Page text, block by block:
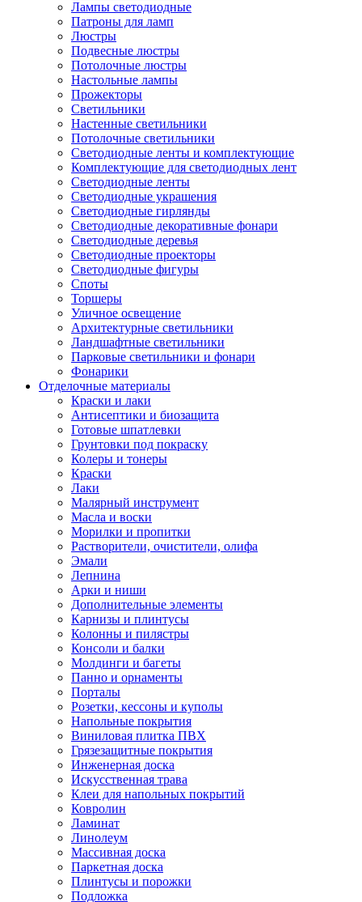
Лампы светодиодные
Патроны для ламп
Люстры
Подвесные люстры
Потолочные люстры
Настольные лампы
Прожекторы
Светильники
Настенные светильники
Потолочные светильники
Светодиодные ленты и комплектующие
Комплектующие для светодиодных лент
Светодиодные ленты
Светодиодные украшения
Светодиодные гирлянды
Светодиодные декоративные фонари
Светодиодные деревья
Светодиодные проекторы
Светодиодные фигуры
Споты
Торшеры
Уличное освещение
Архитектурные светильники
Ландшафтные светильники
Парковые светильники и фонари
Фонарики
Отделочные материалы
Краски и лаки
Антисептики и биозащита
Готовые шпатлевки
Грунтовки под покраску
Колеры и тонеры
Краски
Лаки
Малярный инструмент
Масла и воски
Морилки и пропитки
Растворители, очистители, олифа
Эмали
Лепнина
Арки и ниши
Дополнительные элементы
Карнизы и плинтусы
Колонны и пилястры
Консоли и балки
Молдинги и багеты
Панно и орнаменты
Порталы
Розетки, кессоны и куполы
Напольные покрытия
Виниловая плитка ПВХ
Грязезащитные покрытия
Инженерная доска
Искусственная трава
Клеи для напольных покрытий
Ковролин
Ламинат
Линолеум
Массивная доска
Паркетная доска
Плинтусы и порожки
Подложка